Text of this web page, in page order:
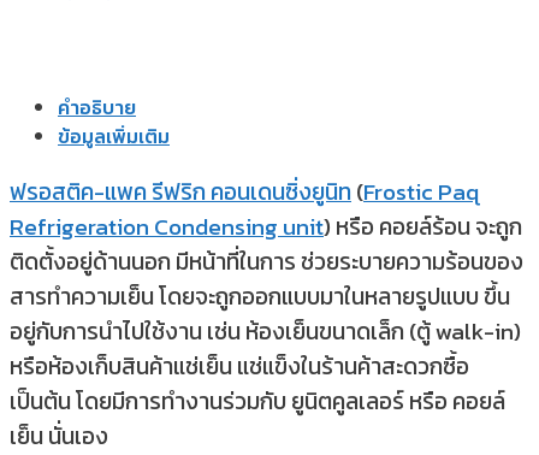
คำอธิบาย
ข้อมูลเพิ่มเติม
ฟรอสติค-แพค รีฟริก คอนเดนซิ่งยูนิท (Frostic Paq
Refrigeration Condensing unit) หรือ คอยล์ร้อน จะถูก
ติดตั้งอยู่ด้านนอก มีหน้าที่ในการ ช่วยระบายความร้อนของ
สารทำความเย็น โดยจะถูกออกแบบมาในหลายรูปแบบ ขึ้น
อยู่กับการนำไปใช้งาน เช่น ห้องเย็นขนาดเล็ก (ตู้ walk-in)
หรือห้องเก็บสินค้าแช่เย็น แช่แข็งในร้านค้าสะดวกซื้อ
เป็นต้น โดยมีการทำงานร่วมกับ ยูนิตคูลเลอร์ หรือ คอยล์
เย็น นั่นเอง